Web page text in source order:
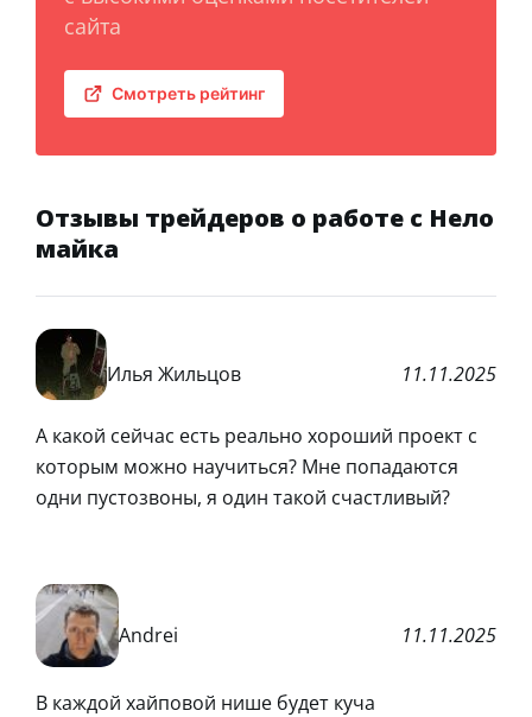
сайта
Смотреть рейтинг
Отзывы трейдеров о работе с Нело
майка
Илья Жильцов 11.11.2025
А какой сейчас есть реально хороший проект с
которым можно научиться? Мне попадаются
одни пустозвоны, я один такой счастливый?
Andrei 11.11.2025
В каждой хайповой нише будет куча